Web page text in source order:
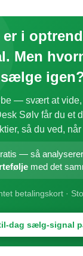
er i
Men
sælge
— svært at vide,
Sølv får du et
så du ved,
— så
med det
betalingskort ·
dag sælg-signal